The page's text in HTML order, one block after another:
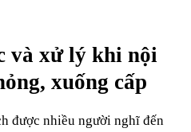
và xử lý khi nội
xuống cấp
được nhiều người nghĩ đến